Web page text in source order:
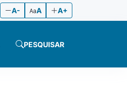
A- A A+
PESQUISAR